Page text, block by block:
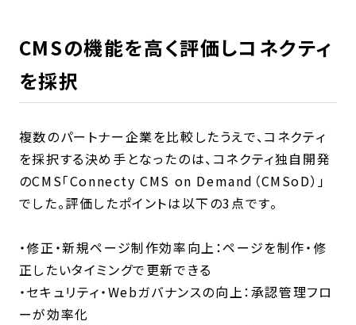
CMSの機能を高く評価しコネクティ
を採択
複数のパートナー企業を比較したうえで、コネクティ
を採択する決め手となったのは、コネクティ独自開発
のCMS「Connecty CMS on Demand（CMSoD）」
でした。評価したポイントは以下の3点です。
・修正・新規ページ制作効率向上：ページを制作・修
正したいタイミングで更新できる
・セキュリティ・Webガバナンスの向上：承認管理フロ
ーが効率化